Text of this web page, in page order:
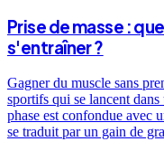
Prise de masse :
s'entraîner ?
Gagner du muscle sans
sportifs qui se lancent
phase est confondue avec
se traduit par un gain de